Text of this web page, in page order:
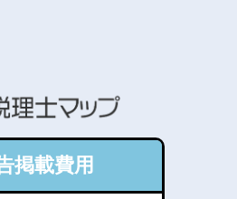
掲載費用